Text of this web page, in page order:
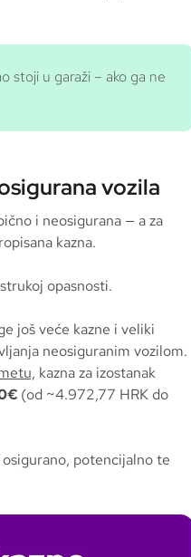
stoji u garaži – ako ga ne
vozila
i neosigurana — a za
kazna.
opasnosti.
još veće kazne i veliki
neosiguranim vozilom.
kazna za izostanak
(od ~4.972,77 HRK do
potencijalno te